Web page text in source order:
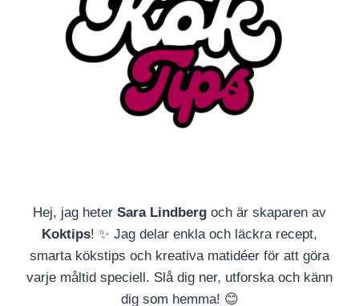
Hej, jag heter Sara Lindberg och är skaparen av
Koktips! ✨ Jag delar enkla och läckra recept,
smarta kökstips och kreativa matidéer för att göra
varje måltid speciell. Slå dig ner, utforska och känn
dig som hemma! 😊